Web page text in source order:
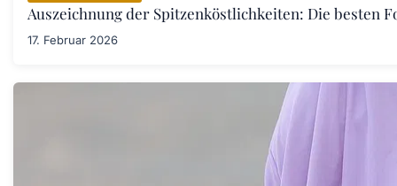
Auszeichnung der Spitzenköstlichkeiten: Die besten
17. Februar 2026